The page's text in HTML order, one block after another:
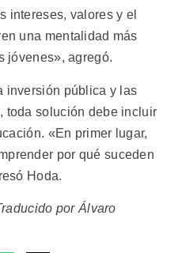
intereses, valores y el
una mentalidad más
jóvenes», agregó.
inversión pública y las
toda solución debe incluir
«En primer lugar,
por qué suceden
Hoda.
por Álvaro